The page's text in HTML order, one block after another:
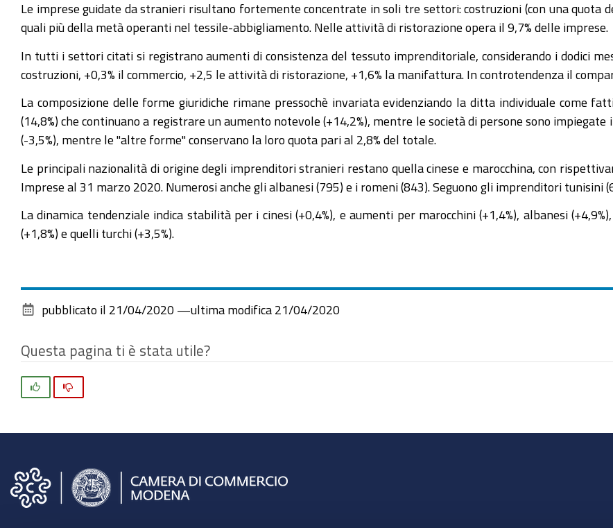
Le imprese guidate da stranieri risultano fortemente concentrate in soli tre settori: costruzioni (con una quota
quali più della metà operanti nel tessile-abbigliamento. Nelle attività di ristorazione opera il 9,7% delle imprese.
In tutti i settori citati si registrano aumenti di consistenza del tessuto imprenditoriale, considerando i dodici
costruzioni, +0,3% il commercio, +2,5 le attività di ristorazione, +1,6% la manifattura. In controtendenza il
La composizione delle forme giuridiche rimane pressochè invariata evidenziando la ditta individuale come
(14,8%) che continuano a registrare un aumento notevole (+14,2%), mentre le società di persone sono
(-3,5%), mentre le "altre forme" conservano la loro quota pari al 2,8% del totale.
Le principali nazionalità di origine degli imprenditori stranieri restano quella cinese e marocchina, con
Imprese al 31 marzo 2020. Numerosi anche gli albanesi (795) e i romeni (843). Seguono gli imprenditori tunisini
La dinamica tendenziale indica stabilità per i cinesi (+0,4%), e aumenti per marocchini (+1,4%), albanesi
(+1,8%) e quelli turchi (+3,5%).
pubblicato il 21/04/2020 —ultima modifica 21/04/2020
Questa pagina ti è stata utile?